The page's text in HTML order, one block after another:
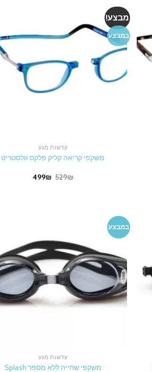
מבצע!
במבצע
עדשות מגע
משקפי קריאה קליק פלקס וולסטריט
529₪
Original
499₪
Current
במבצע
עדשות מגע
משקפי שחייה ללא מספר Splash